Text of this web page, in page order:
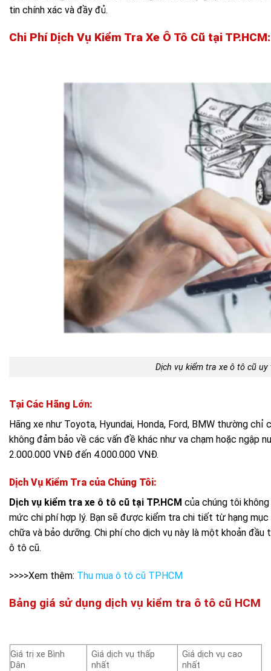
tin chính xác và đầy đủ.
Chi Phí Dịch Vụ Kiểm Tra Xe Ô Tô Cũ tại TP.HCM:
Dịch vụ kiểm tra xe ô tô cũ uy
Tại Các Hãng Lớn:
Hãng xe như Toyota, Hyundai, Honda, Ford, BMW thường chỉ
không đảm bảo về các vấn đề khác như va chạm hoặc ngập
2.000.000 VNĐ đến 4.000.000 VNĐ.
Dịch Vụ Kiểm Tra của Chúng Tôi:
Dịch vụ kiểm tra xe ô tô cũ tại TP.HCM của chúng tôi
mức chi phí hợp lý. Bạn sẽ được kiểm tra chi tiết từ hạng
chữa và bảo dưỡng. Chi phí cho dịch vụ này là một khoản
ô tô cũ.
>>>>Xem thêm: Thu mua ô tô cũ TPHCM
Bảng giá sử dụng dịch vụ kiểm tra ô tô cũ HCM
Giá trị xe Bình
Dân
Giá dịch vụ thấp
nhất
Giá dịch vụ cao
nhất